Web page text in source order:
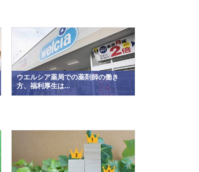
ウエルシア薬局での薬剤師の働き
方、福利厚生は...